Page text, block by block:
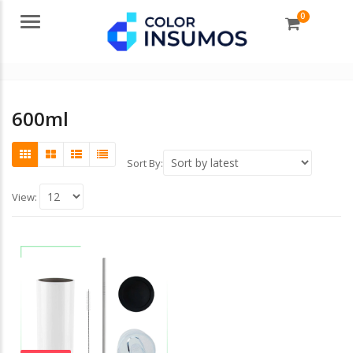
Menu 0
600ml
Sort By:
View: